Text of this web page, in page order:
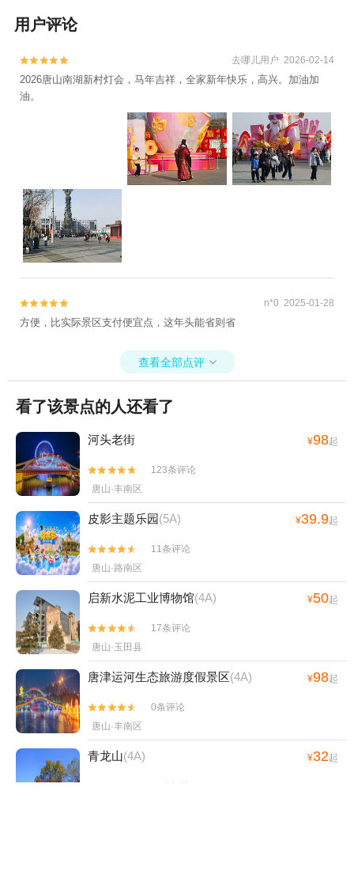
用户评论

 去哪儿用户 2026-02-14
2026唐山南湖新村灯会，马年吉祥，全家新年快乐，高兴。加油加
油。

 n*0 2025-01-28
方便，比实际景区支付便宜点，这年头能省则省
查看全部点评 
看了该景点的人还看了
河头老街 ¥98起


123条评论
唐山·丰南区
皮影主题乐园(5A) ¥39.9起


11条评论
唐山·路南区
启新水泥工业博物馆(4A) ¥50起


17条评论
唐山·玉田县
唐津运河生态旅游度假景区(4A) ¥98起


0条评论
唐山·丰南区
青龙山(4A) ¥32起